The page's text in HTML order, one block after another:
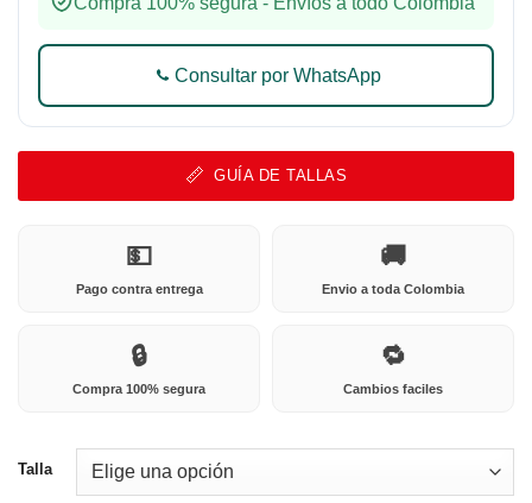
Consultar por WhatsApp
GUÍA DE TALLAS
💵
Pago contra entrega
🚚
Envio a toda Colombia
🔒
Compra 100% segura
🔁
Cambios faciles
Talla